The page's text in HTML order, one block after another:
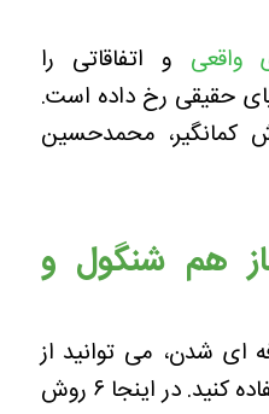
واقعی و اتفاقاتی را
حقیقی رخ داده است.
کمانگیر، محمدحسین
هم شنگول و
ای شدن، می توانید از
روش های خلاقانه ای استفاده کنید. در اینجا ۶ روش